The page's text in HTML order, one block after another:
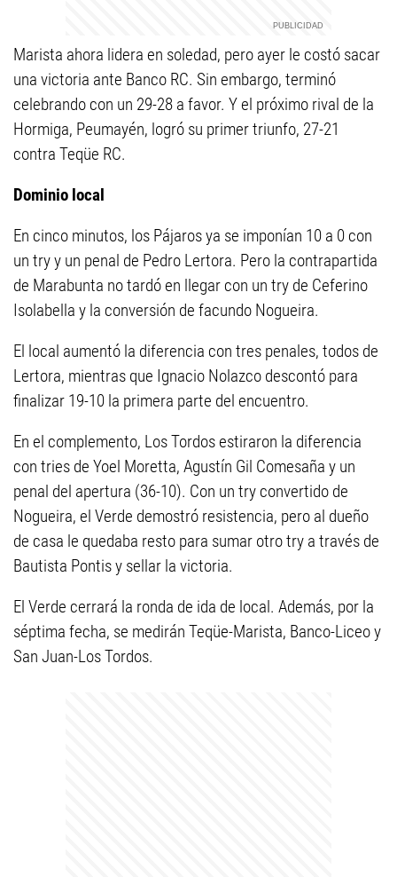
Marista ahora lidera en soledad, pero ayer le costó sacar
una victoria ante Banco RC. Sin embargo, terminó
celebrando con un 29-28 a favor. Y el próximo rival de la
Hormiga, Peumayén, logró su primer triunfo, 27-21
contra Teqüe RC.
Dominio local
En cinco minutos, los Pájaros ya se imponían 10 a 0 con
un try y un penal de Pedro Lertora. Pero la contrapartida
de Marabunta no tardó en llegar con un try de Ceferino
Isolabella y la conversión de facundo Nogueira.
El local aumentó la diferencia con tres penales, todos de
Lertora, mientras que Ignacio Nolazco descontó para
finalizar 19-10 la primera parte del encuentro.
En el complemento, Los Tordos estiraron la diferencia
con tries de Yoel Moretta, Agustín Gil Comesaña y un
penal del apertura (36-10). Con un try convertido de
Nogueira, el Verde demostró resistencia, pero al dueño
de casa le quedaba resto para sumar otro try a través de
Bautista Pontis y sellar la victoria.
El Verde cerrará la ronda de ida de local. Además, por la
séptima fecha, se medirán Teqüe-Marista, Banco-Liceo y
San Juan-Los Tordos.